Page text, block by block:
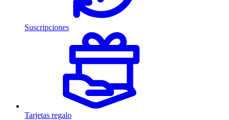
Suscripciones
Tarjetas regalo